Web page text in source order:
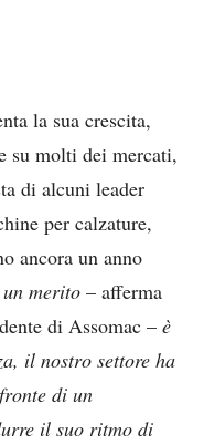
la sua crescita,
su molti dei mercati,
di alcuni leader
per calzature,
ancora un anno
merito – afferma
di Assomac – è
il nostro settore ha
di un
il suo ritmo di